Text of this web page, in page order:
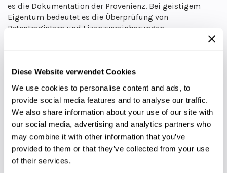
Diese Website verwendet Cookies
We use cookies to personalise content and ads, to
provide social media features and to analyse our traffic.
We also share information about your use of our site with
our social media, advertising and analytics partners who
may combine it with other information that you’ve
provided to them or that they’ve collected from your use
of their services.
es die Dokumentation der Provenienz. Bei geistigem
Eigentum bedeutet es die Überprüfung von
Patentregistern und Lizenzvereinbarungen.
Zudem muss der Wert des Vermögenswerts gemäß den
werden. Die Bewertung hilft dabei, festzulegen, wie viele
die Bewertung falsch, wird der Preis entweder zu hoch
oder zu niedrig angesetzt. Beides sind Szenarien, die wir
vermeiden wollen.
Allerdings gibt es dabei eine Nuance: Bewertungen
ändern sich. So kann sich beispielsweise der Wert eines
tokenisierten Gebäudes verschieben. Märkte stehen nicht
still. Tokenisierte Vermögenswerte müssen